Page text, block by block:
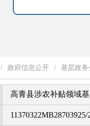
/ 政府信息公开 / 基层政
高青县涉农补贴领域
11370322MB28703925/